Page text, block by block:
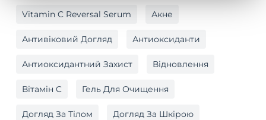
Vitamin C Reversal Serum Акне
Антивіковий Догляд Антиоксиданти
Антиоксидантний Захист Відновлення
Вітамін C Гель Для Очищення
Догляд За Тілом Догляд За Шкірою